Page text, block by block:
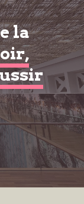
la